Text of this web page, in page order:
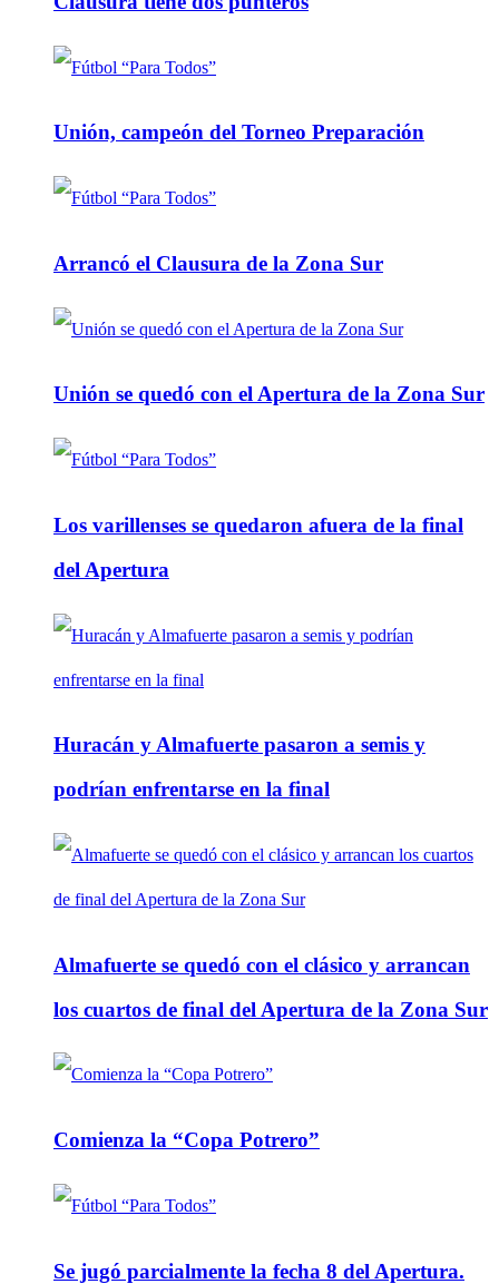
Unión, campeón del Torneo Preparación
Arrancó el Clausura de la Zona Sur
Unión se quedó con el Apertura de la Zona Sur
Los varillenses se quedaron afuera de la final
del Apertura
Huracán y Almafuerte pasaron a semis y
podrían enfrentarse en la final
Almafuerte se quedó con el clásico y arrancan
los cuartos de final del Apertura de la Zona Sur
Comienza la “Copa Potrero”
Se jugó parcialmente la fecha 8 del Apertura.